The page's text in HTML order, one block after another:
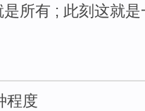
所有 ; 此刻这就是
程度